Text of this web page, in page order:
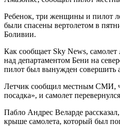
Ребенок, три женщины и пилот
были спасены вертолетом в
Боливии.
Как сообщает Sky News, самолет
над департаментом Бени на
пилот был вынужден совершить
Летчик сообщил местным СМИ,
посадка», и самолет
Пабло Андрес Веларде
крыше самолета, который был